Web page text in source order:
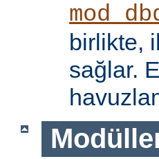
birlikte,
sağlar.